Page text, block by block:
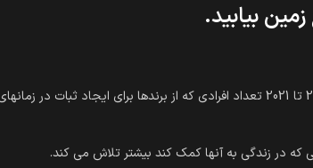
بیابید.
که در زندگی به آنها کمک کند بیشتر تلاش می کند.